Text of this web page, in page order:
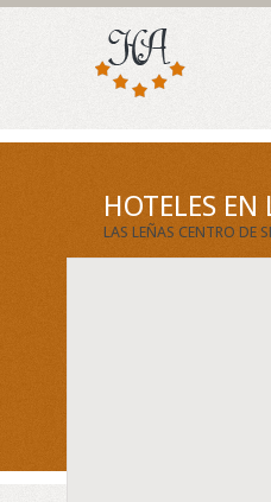
HOTELES
LAS LEÑAS CENTRO DE